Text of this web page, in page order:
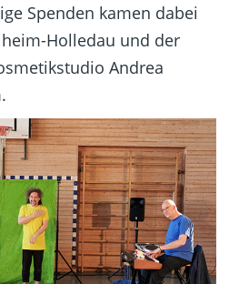
Spenden kamen dabei
Holledau und der
Andrea